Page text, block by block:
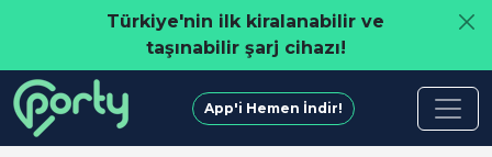
Türkiye'nin ilk kiralanabilir ve
taşınabilir şarj cihazı!
App'i Hemen İndir!